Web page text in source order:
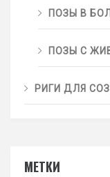
ПОЗЫ В
ПОЗЫ С
РИГИ ДЛЯ
МЕТКИ